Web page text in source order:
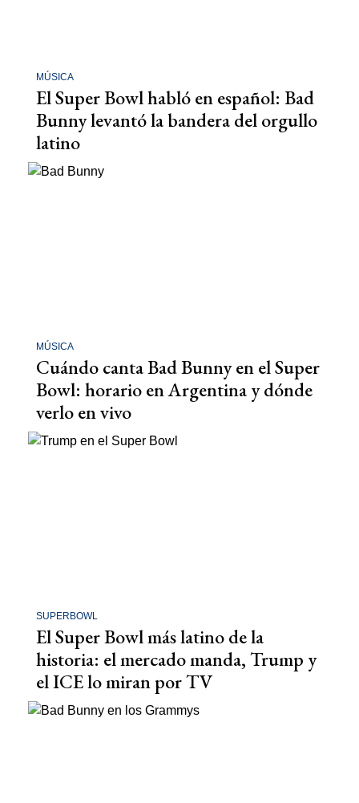
MÚSICA
El Super Bowl habló en español: Bad
Bunny levantó la bandera del orgullo
latino
MÚSICA
Cuándo canta Bad Bunny en el Super
Bowl: horario en Argentina y dónde
verlo en vivo
SUPERBOWL
El Super Bowl más latino de la
historia: el mercado manda, Trump y
el ICE lo miran por TV